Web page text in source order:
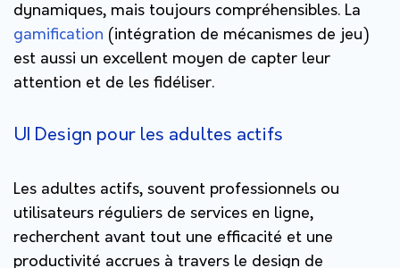
dynamiques, mais toujours compréhensibles. La
gamification (intégration de mécanismes de jeu)
est aussi un excellent moyen de capter leur
attention et de les fidéliser.
UI Design pour les adultes actifs
Les adultes actifs, souvent professionnels ou
utilisateurs réguliers de services en ligne,
recherchent avant tout une efficacité et une
productivité accrues à travers le design de